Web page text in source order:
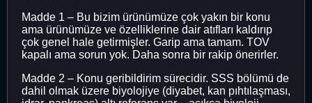
Madde 1 – Bu bizim ürünümüze çok yakın bir konu
ama ürünümüze ve özelliklerine dair atıfları kaldırıp
çok genel hale getirmişler. Garip ama tamam. TOV
kapalı ama sorun yok. Daha sonra bir rakip önerirler.
Madde 2 – Konu geribildirim sürecidir. SSS bölümü de
dahil olmak üzere biyolojiye (diyabet, kan pıhtılaşması,